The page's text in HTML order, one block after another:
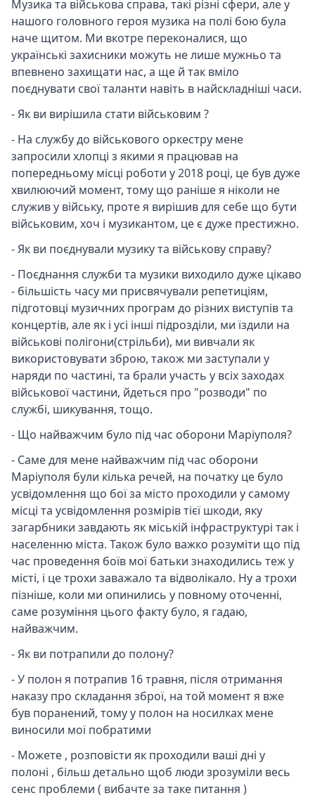
Музика та військова справа, такі різні сфери, але у
нашого головного героя музика на полі бою була
наче щитом. Ми вкотре переконалися, що
українські захисники можуть не лише мужньо та
впевнено захищати нас, а ще й так вміло
поєднувати свої таланти навіть в найскладніші часи.
- Як ви вирішила стати військовим ?
- На службу до військового оркестру мене
запросили хлопці з якими я працював на
попередньому місці роботи у 2018 році, це був дуже
хвилюючий момент, тому що раніше я ніколи не
служив у війську, проте я вирішив для себе що бути
військовим, хоч і музикантом, це є дуже престижно.
- Як ви поєднували музику та військову справу?
- Поєднання служби та музики виходило дуже цікаво
- більшість часу ми присвячували репетиціям,
підготовці музичних програм до різних виступів та
концертів, але як і усі інші підрозділи, ми їздили на
військові полігони(стрільби), ми вивчали як
використовувати зброю, також ми заступали у
наряди по частині, та брали участь у всіх заходах
військової частини, йдеться про "розводи" по
службі, шикування, тощо.
- Що найважчим було під час оборони Маріуполя?
- Саме для мене найважчим під час оборони
Маріуполя були кілька речей, на початку це було
усвідомлення що бої за місто проходили у самому
місці та усвідомлення розмірів тієї шкоди, яку
загарбники завдають як міській інфраструктурі так і
населенню міста. Також було важко розуміти що під
час проведення боїв мої батьки знаходились теж у
місті, і це трохи заважало та відволікало. Ну а трохи
пізніше, коли ми опинились у повному оточенні,
саме розуміння цього факту було, я гадаю,
найважчим.
- Як ви потрапили до полону?
- У полон я потрапив 16 травня, після отримання
наказу про складання зброї, на той момент я вже
був поранений, тому у полон на носилках мене
виносили мої побратими
- Можете , розповісти як проходили ваші дні у
полоні , більш детально щоб люди зрозуміли весь
сенс проблеми ( вибачте за таке питання )